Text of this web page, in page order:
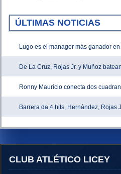
ÚLTIMAS NOTICIAS
Lugo es el manager más ganador
De La Cruz, Rojas Jr. y Muñoz
Ronny Mauricio conecta dos
Barrera da 4 hits, Hernández, Rojas
CLUB ATLÉTICO LICEY